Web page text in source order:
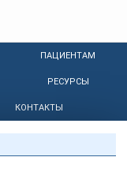
ПАЦИЕНТАМ
РЕСУРСЫ
КОНТАКТЫ